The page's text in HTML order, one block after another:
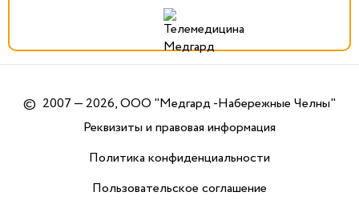
© 2007 — 2026, ООО "Медгард -Набережные Челны"
Реквизиты и правовая информация
Политика конфиденциальности
Пользовательское соглашение